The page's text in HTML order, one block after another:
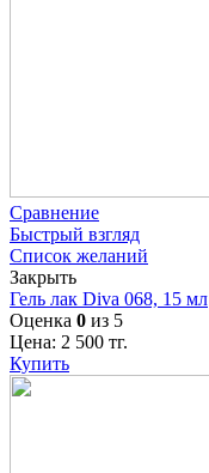
Сравнение
Быстрый взгляд
Список желаний
Закрыть
Гель лак Diva 068, 15 мл
Оценка 0 из 5
Цена: 2 500 тг.
Купить